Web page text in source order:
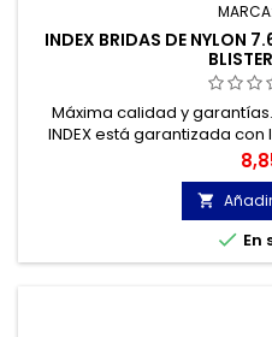
MARCA:
INDEX BRIDAS DE NYLON
Máxima calidad y
INDEX está garantizada
calidad, gracias a la
UNE-EN 62275, que

 En